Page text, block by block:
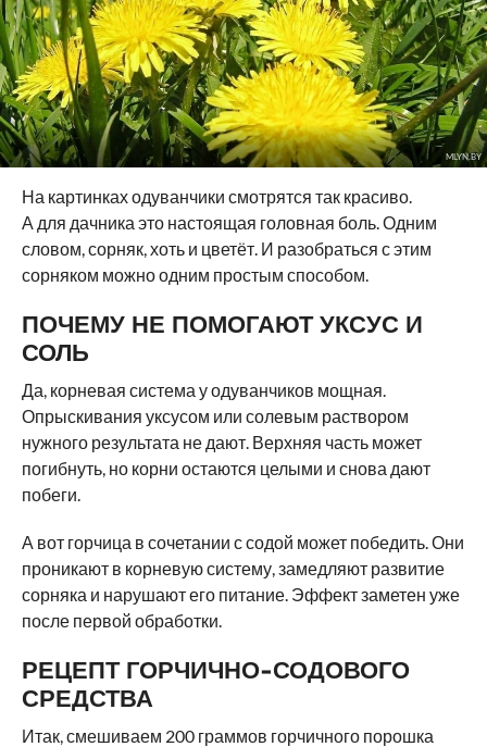
MLYN.BY
На картинках одуванчики смотрятся так красиво.
А для дачника это настоящая головная боль. Одним
словом, сорняк, хоть и цветёт. И разобраться с этим
сорняком можно одним простым способом.
ПОЧЕМУ НЕ ПОМОГАЮТ УКСУС И
СОЛЬ
Да, корневая система у одуванчиков мощная.
Опрыскивания уксусом или солевым раствором
нужного результата не дают. Верхняя часть может
погибнуть, но корни остаются целыми и снова дают
побеги.
А вот горчица в сочетании с содой может победить. Они
проникают в корневую систему, замедляют развитие
сорняка и нарушают его питание. Эффект заметен уже
после первой обработки.
РЕЦЕПТ ГОРЧИЧНО-СОДОВОГО
СРЕДСТВА
Итак, смешиваем 200 граммов горчичного порошка